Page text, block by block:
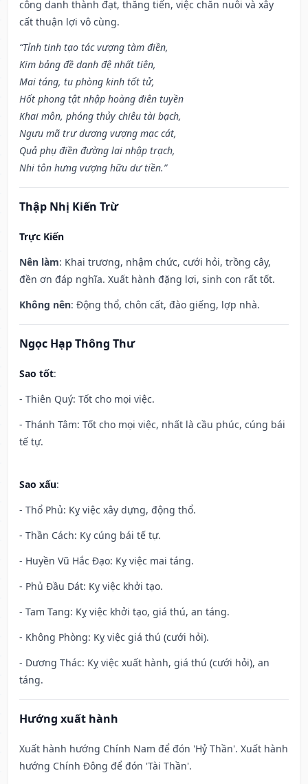
công danh thành đạt, thăng tiến, việc chăn nuôi và xây
cất thuận lợi vô cùng.
“Tỉnh tinh tạo tác vượng tàm điền,
Kim bảng đề danh đệ nhất tiên,
Mai táng, tu phòng kinh tốt tử,
Hốt phong tật nhập hoàng điên tuyền
Khai môn, phóng thủy chiêu tài bạch,
Ngưu mã trư dương vượng mạc cát,
Quả phụ điền đường lai nhập trạch,
Nhi tôn hưng vượng hữu dư tiền.”
Thập Nhị Kiến Trừ
Trực Kiến
Nên làm: Khai trương, nhậm chức, cưới hỏi, trồng cây,
đền ơn đáp nghĩa. Xuất hành đặng lợi, sinh con rất tốt.
Không nên: Động thổ, chôn cất, đào giếng, lợp nhà.
Ngọc Hạp Thông Thư
Sao tốt:
- Thiên Quý: Tốt cho mọi việc.
- Thánh Tâm: Tốt cho mọi việc, nhất là cầu phúc, cúng bái
tế tự.
Sao xấu:
- Thổ Phủ: Kỵ việc xây dựng, động thổ.
- Thần Cách: Kỵ cúng bái tế tự.
- Huyền Vũ Hắc Đạo: Kỵ việc mai táng.
- Phủ Đầu Dát: Kỵ việc khởi tạo.
- Tam Tang: Kỵ việc khởi tạo, giá thú, an táng.
- Không Phòng: Kỵ việc giá thú (cưới hỏi).
- Dương Thác: Kỵ việc xuất hành, giá thú (cưới hỏi), an
táng.
Hướng xuất hành
Xuất hành hướng Chính Nam để đón 'Hỷ Thần'. Xuất hành
hướng Chính Đông để đón 'Tài Thần'.